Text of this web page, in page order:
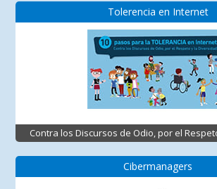
Tolerencia en Internet
Contra los Discursos de Odio, por el
Cibermanagers